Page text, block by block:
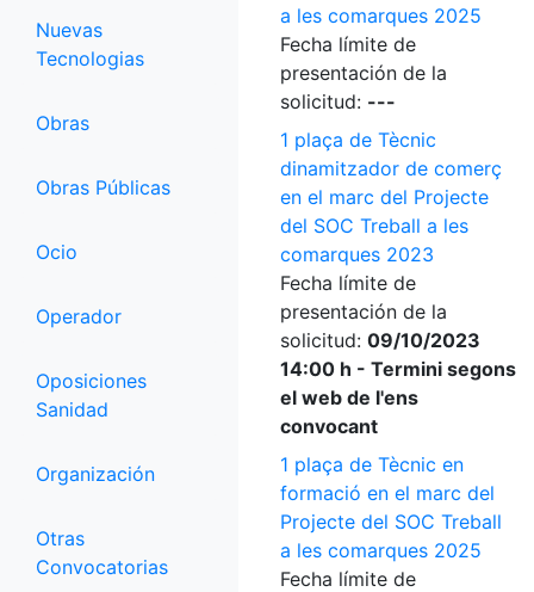
Nuevas
Tecnologias
Obras
Obras Públicas
Ocio
Operador
Oposiciones
Sanidad
Organización
Otras
Convocatorias
a les comarques 2025
Fecha límite de
presentación de la
solicitud: ---
1 plaça de Tècnic
dinamitzador de comerç
en el marc del Projecte
del SOC Treball a les
comarques 2023
Fecha límite de
presentación de la
solicitud: 09/10/2023
14:00 h - Termini segons
el web de l'ens
convocant
1 plaça de Tècnic en
formació en el marc del
Projecte del SOC Treball
a les comarques 2025
Fecha límite de